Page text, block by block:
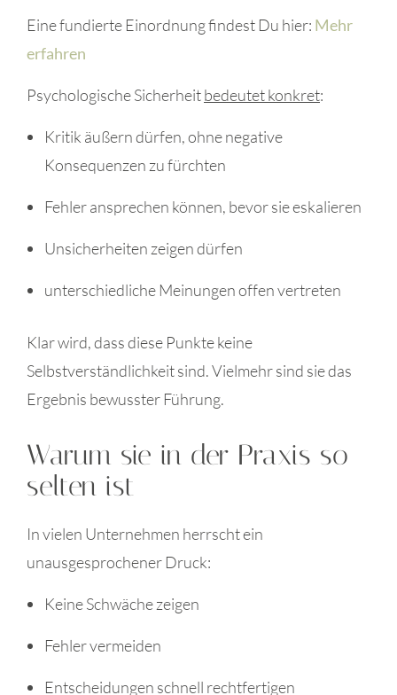
Eine fundierte Einordnung findest Du hier: Mehr
erfahren
Psychologische Sicherheitbedeutet konkret:
Kritik äußern dürfen, ohne negative
Konsequenzen zu fürchten
Fehler ansprechen können, bevor sie eskalieren
Unsicherheiten zeigen dürfen
unterschiedliche Meinungen offen vertreten
Klar wird, dass diese Punkte keine
Selbstverständlichkeit sind. Vielmehr sind sie das
Ergebnis bewusster Führung.
Warum sie in der Praxis so
selten ist
In vielen Unternehmen herrscht ein
unausgesprochener Druck:
Keine Schwäche zeigen
Fehler vermeiden
Entscheidungen schnell rechtfertigen